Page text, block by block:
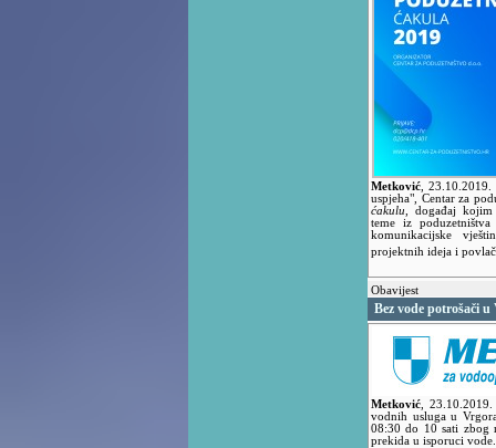
Metković
23.10.2019.
uspjeha", Centar za
ćakulu , događaj
teme iz
komunikacijske
projektnih ideja i
Obavijest
Bez vode potrošači
Metković
vodnih usluga u
08:30 do 10 sati zbog
prekida u isporuci vode.